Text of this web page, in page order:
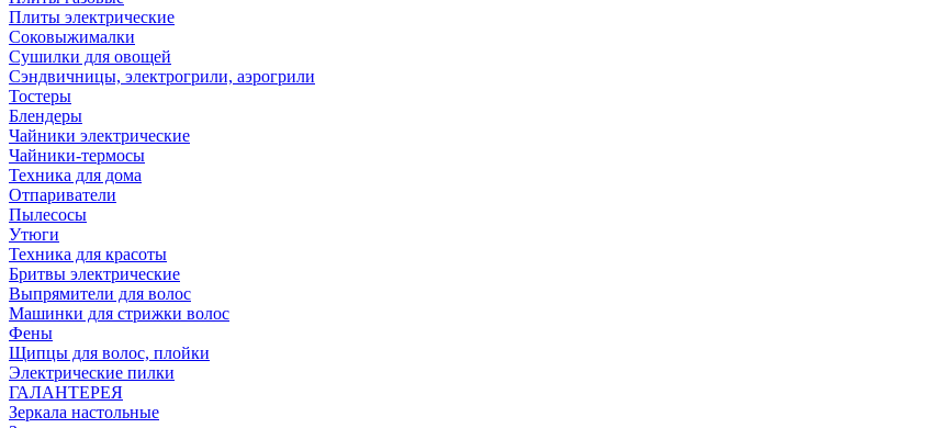
Плиты электрические
Соковыжималки
Сушилки для овощей
Сэндвичницы, электрогрили, аэрогрили
Тостеры
Блендеры
Чайники электрические
Чайники-термосы
Техника для дома
Отпариватели
Пылесосы
Утюги
Техника для красоты
Бритвы электрические
Выпрямители для волос
Машинки для стрижки волос
Фены
Щипцы для волос, плойки
Электрические пилки
ГАЛАНТЕРЕЯ
Зеркала настольные